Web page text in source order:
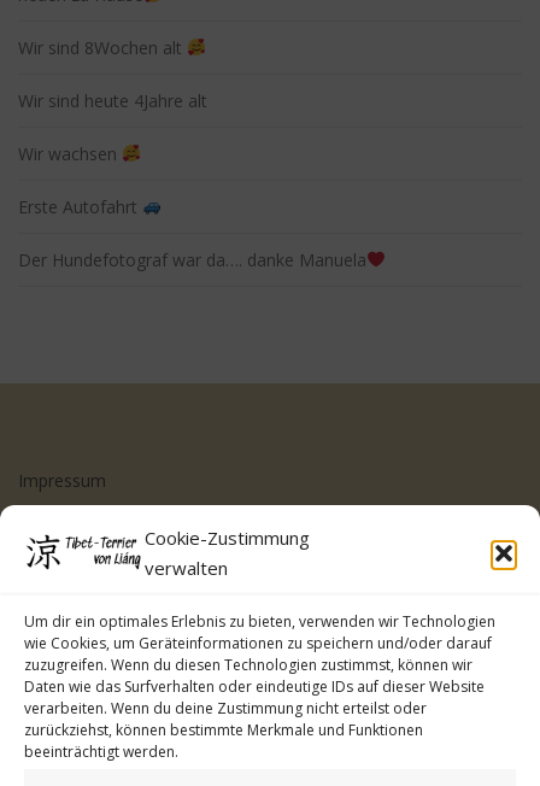
Cookie-Zustimmung
verwalten
Um dir ein optimales Erlebnis zu bieten, verwenden wir Technologien
wie Cookies, um Geräteinformationen zu speichern und/oder darauf
zuzugreifen. Wenn du diesen Technologien zustimmst, können wir
Daten wie das Surfverhalten oder eindeutige IDs auf dieser Website
verarbeiten. Wenn du deine Zustimmung nicht erteilst oder
zurückziehst, können bestimmte Merkmale und Funktionen
beeinträchtigt werden.
Wir sind 8Wochen alt
Wir sind heute 4Jahre alt
Wir wachsen
Erste Autofahrt
Der Hundefotograf war da…. danke Manuela
Impressum
Cookie-Richtlinie (EU)